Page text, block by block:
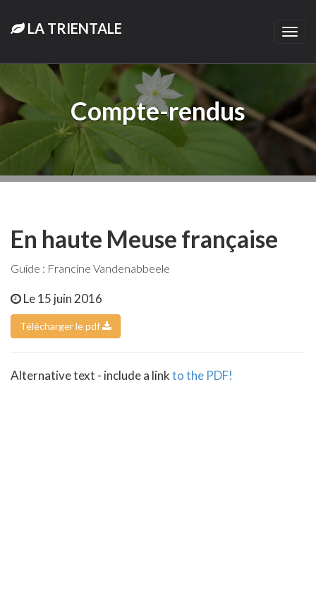
LA TRIENTALE
Compte-rendus
En haute Meuse française
Guide : Francine Vandenabbeele
Le 15 juin 2016
Télécharger le pdf
Alternative text - include a linkto the PDF!